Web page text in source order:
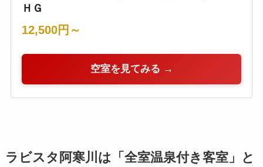
ＨＧ
12,500円～
空室を見てみる →
ラビスタ阿寒川は「全室温泉付き客室」と